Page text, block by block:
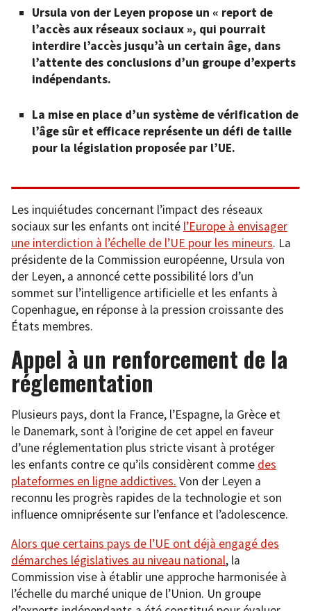
Ursula von der Leyen propose un « report de
l’accès aux réseaux sociaux », qui pourrait
interdire l’accès jusqu’à un certain âge, dans
l’attente des conclusions d’un groupe d’experts
indépendants.
La mise en place d’un système de vérification de
l’âge sûr et efficace représente un défi de taille
pour la législation proposée par l’UE.
Les inquiétudes concernant l’impact des réseaux
sociaux sur les enfants ont incité l’Europe à envisager
une interdiction à l’échelle de l’UE pour les mineurs. La
présidente de la Commission européenne, Ursula von
der Leyen, a annoncé cette possibilité lors d’un
sommet sur l’intelligence artificielle et les enfants à
Copenhague, en réponse à la pression croissante des
États membres.
Appel à un renforcement de la
réglementation
Plusieurs pays, dont la France, l’Espagne, la Grèce et
le Danemark, sont à l’origine de cet appel en faveur
d’une réglementation plus stricte visant à protéger
les enfants contre ce qu’ils considèrent comme des
plateformes en ligne addictives. Von der Leyen a
reconnu les progrès rapides de la technologie et son
influence omniprésente sur l’enfance et l’adolescence.
Alors que certains pays de l’UE ont déjà engagé des
démarches législatives au niveau national, la
Commission vise à établir une approche harmonisée à
l’échelle du marché unique de l’Union. Un groupe